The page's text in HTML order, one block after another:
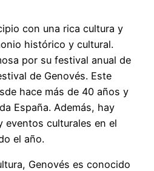
con una rica cultura y
histórico y cultural.
por su festival anual de
de Genovés. Este
hace más de 40 años y
España. Además, hay
eventos culturales en el
el año.
Genovés es conocido